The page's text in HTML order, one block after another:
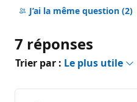
commentaire
J’ai la même question (2)
7 réponses
Trier par : Le plus utile